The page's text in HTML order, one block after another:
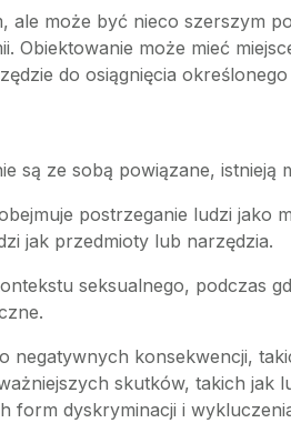
może być nieco szerszym
Obiektowanie może mieć
do osiągnięcia
są ze sobą powiązane, istnieją
postrzeganie ludzi jako
jak przedmioty lub narzędzia.
seksualnego, podczas
negatywnych konsekwencji,
skutków, takich jak
form dyskryminacji i